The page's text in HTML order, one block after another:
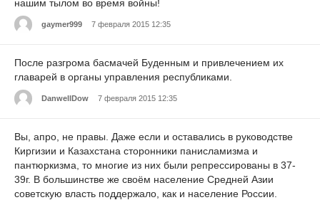
нашим тылом во время войны!
gaymer999 7 февраля 2015 12:35
После разгрома басмачей Буденным и привлечением их
главарей в органы управления республиками.
DanwellDow 7 февраля 2015 12:35
Вы, апро, не правы. Даже если и оставались в руководстве
Киргизии и Казахстана сторонники панисламизма и
пантюркизма, то многие из них были репрессированы в 37-
39г. В большинстве же своём население Средней Азии
советскую власть поддержало, как и население России.